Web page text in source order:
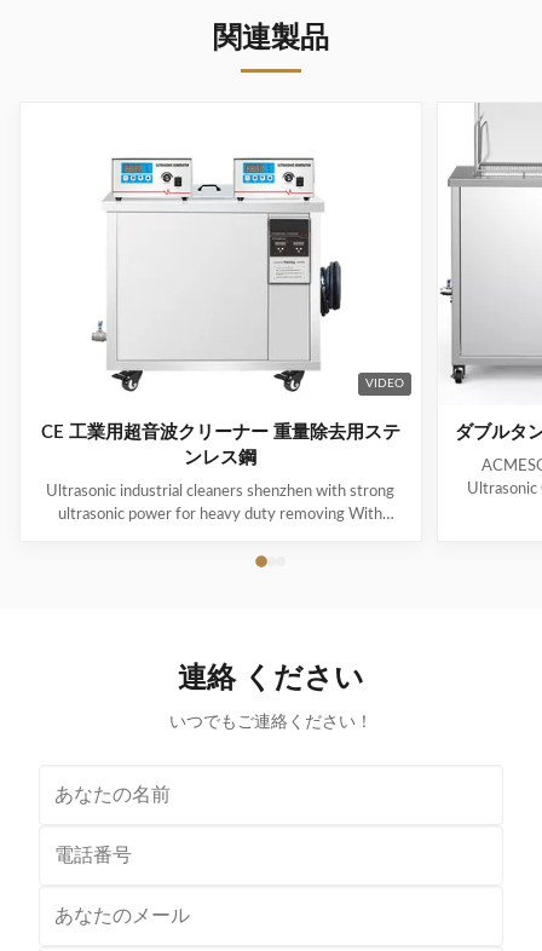
関連製品
VIDEO
CE 工業用超音波クリーナー 重量除去用ステ
ンレス鋼
Ultrasonic industrial cleaners shenzhen with strong
ultrasonic power for heavy duty removing With
widely used in engine block, engine parts cleaning,
ultrasonic cleaning of engine parts,
ダブルタ
Ultrasonic
連絡 ください
いつでもご連絡ください！